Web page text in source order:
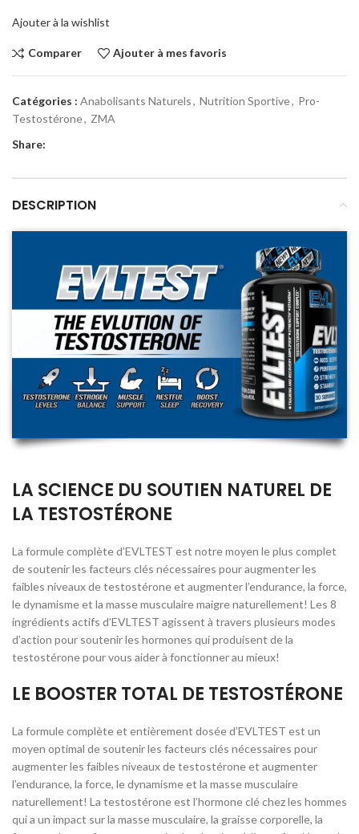
Ajouter à la wishlist
Comparer Ajouter à mes favoris
Catégories : Anabolisants Naturels, Nutrition Sportive, Pro-
Testostérone, ZMA
Share:
DESCRIPTION
LA SCIENCE DU SOUTIEN NATUREL DE
LA TESTOSTÉRONE
La formule complète d’EVLTEST est notre moyen le plus complet
de soutenir les facteurs clés nécessaires pour augmenter les
faibles niveaux de testostérone et augmenter l’endurance, la force,
le dynamisme et la masse musculaire maigre naturellement! Les 8
ingrédients actifs d’EVLTEST agissent à travers plusieurs modes
d’action pour soutenir les hormones qui produisent de la
testostérone pour vous aider à fonctionner au mieux!
LE BOOSTER TOTAL DE TESTOSTÉRONE
La formule complète et entièrement dosée d’EVLTEST est un
moyen optimal de soutenir les facteurs clés nécessaires pour
augmenter les faibles niveaux de testostérone et augmenter
l’endurance, la force, le dynamisme et la masse musculaire
naturellement! La testostérone est l’hormone clé chez les hommes
qui a un impact sur la masse musculaire, la graisse corporelle, la